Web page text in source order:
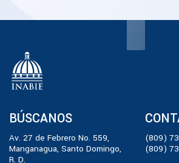
BÚSCANOS
Av. 27 de Febrero No. 559,
Manganagua, Santo Domingo,
R. D.
(809)
(809)